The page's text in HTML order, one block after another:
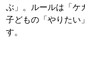
ぶ」。ルールは「ケ
子どもの「やりたい
す。